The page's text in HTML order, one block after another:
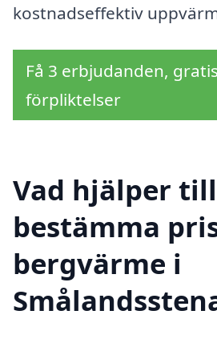
kostnadseffektiv
Få 3 erbjudanden,
förpliktelser
Vad hjälper
bestämma
bergvärme i